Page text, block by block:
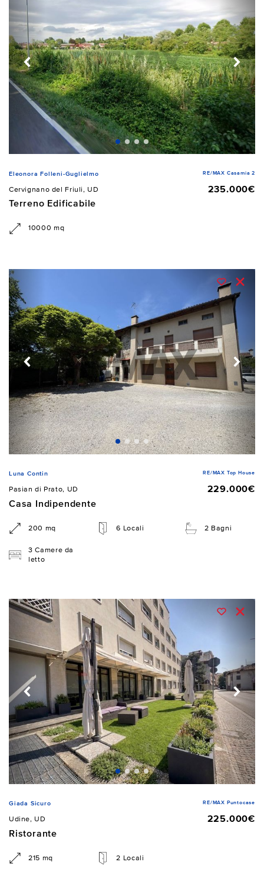
Eleonora Folleni-Guglielmo RE/MAX Casamia 2
Cervignano del Friuli, UD
235.000€
Terreno Edificabile
10000 mq
Luna Contin RE/MAX Top House
Pasian di Prato, UD
229.000€
Casa Indipendente
200 mq 6 Locali 2 Bagni
3 Camere da
letto
Giada Sicuro RE/MAX Puntocase
Udine, UD
225.000€
Ristorante
215 mq 2 Locali